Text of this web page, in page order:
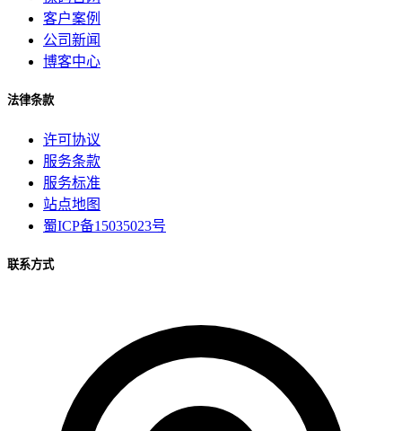
客户案例
公司新闻
博客中心
法律条款
许可协议
服务条款
服务标准
站点地图
蜀ICP备15035023号
联系方式